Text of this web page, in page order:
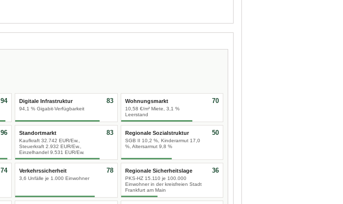
94 Digitale Infrastruktur
94,1 % Gigabit-Verfügbarkeit
83 Wohnungsmarkt
10,58 €/m² Miete, 3,1 %
Leerstand
70
96 Standortmarkt
Kaufkraft 32.742 EUR/Ew.,
Steuerkraft 2.932 EUR/Ew.,
Einzelhandel 9.531 EUR/Ew.
83 Regionale Sozialstruktur
SGB II 10,2 %, Kinderarmut 17,0
%, Altersarmut 9,8 %
50
74 Verkehrssicherheit
3,6 Unfälle je 1.000 Einwohner
78 Regionale Sicherheitslage
PKS-HZ 15.110 je 100.000
Einwohner in der kreisfreien Stadt
Frankfurt am Main
36